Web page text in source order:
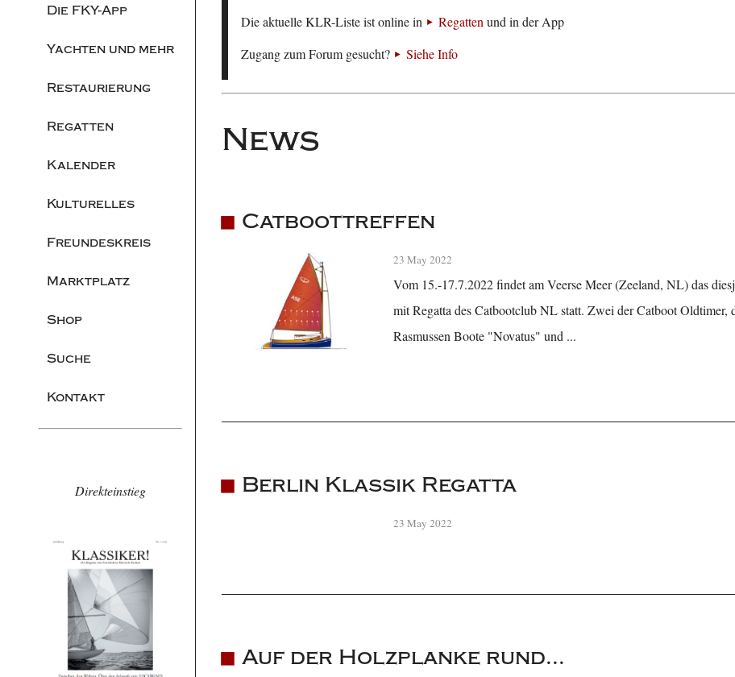
Die FKY-App
Yachten und mehr
Restaurierung
Regatten
Kalender
Kulturelles
Freundeskreis
Marktplatz
Shop
Suche
Kontakt
Direkteinstieg
Die aktuelle KLR-Liste ist online in Regattenund in der App
Zugang zum Forum gesucht?
Siehe Info
News
Catboottreffen
23 May 2022
Vom 15.-17.7.2022 findet am Veerse Meer (Zeeland, NL) das
mit Regatta des Catbootclub NL statt. Zwei der Catboot
Rasmussen Boote "Novatus" und ...
Berlin Klassik Regatta
23 May 2022
Auf der Holzplanke rund...